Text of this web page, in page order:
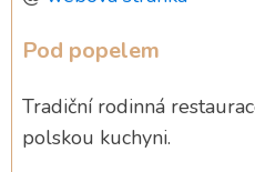
Pod popelem
Tradiční rodinná
polskou kuchyni.